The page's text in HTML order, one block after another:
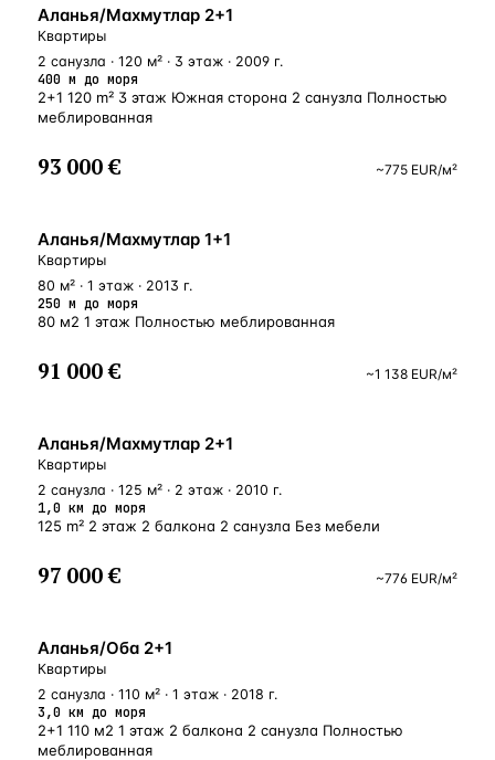
У МОРЯ
Аланья/Махмутлар 2+1
Квартиры
2 санузла · 120 м² · 3 этаж · 2009 г.
400 м до моря
2+1 120 m² 3 этаж Южная сторона 2 санузла Полностью
меблированная
93 000 € ~775 EUR/м²
У МОРЯ
Аланья/Махмутлар 1+1
Квартиры
80 м² · 1 этаж · 2013 г.
250 м до моря
80 м2 1 этаж Полностью меблированная
91 000 € ~1 138 EUR/м²
БЛИЗКО К МОРЮ
Аланья/Махмутлар 2+1
Квартиры
2 санузла · 125 м² · 2 этаж · 2010 г.
1,0 км до моря
125 m² 2 этаж 2 балкона 2 санузла Без мебели
97 000 € ~776 EUR/м²
ВНЖ Аланья/Оба 2+1
Квартиры
2 санузла · 110 м² · 1 этаж · 2018 г.
3,0 км до моря
2+1 110 м2 1 этаж 2 балкона 2 санузла Полностью
меблированная